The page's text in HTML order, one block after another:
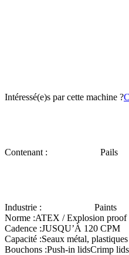
Intéressé(e)s par cette machine ?
Contenant : Pails
Industrie :
Paints
Norme :ATEX / Explosion proof
Cadence :JUSQU’À 120 CPM
Capacité :Seaux métal,
Bouchons :Push-in lidsCrimp lids